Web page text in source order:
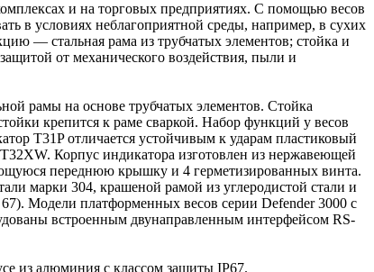
и на торговых предприятиях. С помощью весов
в условиях неблагоприятной среды, например, в сухих
— стальная рама из трубчатых элементов; стойка и
от механического воздействия, пыли и
рамы на основе трубчатых элементов. Стойка
крепится к раме сваркой. Набор функций у весов
Т31P отличается устойчивым к ударам пластиковый
Корпус индикатора изготовлен из нержавеющей
переднюю крышку и 4 герметизированных винта.
марки 304, крашеной рамой из углеродистой стали и
Модели платформенных весов серии Defender 3000 с
встроенным двунаправленным интерфейсом RS-
из алюминия с классом защиты IP67.